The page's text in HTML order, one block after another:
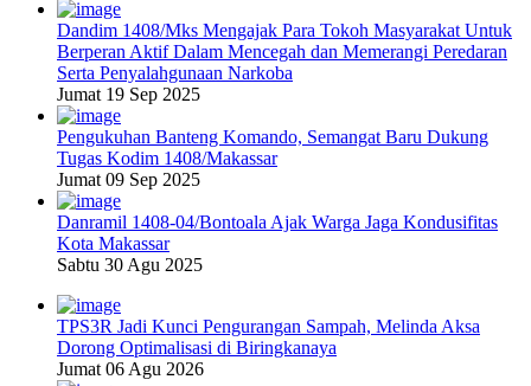
Dandim 1408/Mks Mengajak Para Tokoh Masyarakat Untuk
Berperan Aktif Dalam Mencegah dan Memerangi Peredaran
Serta Penyalahgunaan Narkoba
Jumat 19 Sep 2025
Pengukuhan Banteng Komando, Semangat Baru Dukung
Tugas Kodim 1408/Makassar
Jumat 09 Sep 2025
Danramil 1408-04/Bontoala Ajak Warga Jaga Kondusifitas
Kota Makassar
Sabtu 30 Agu 2025
TPS3R Jadi Kunci Pengurangan Sampah, Melinda Aksa
Dorong Optimalisasi di Biringkanaya
Jumat 06 Agu 2026